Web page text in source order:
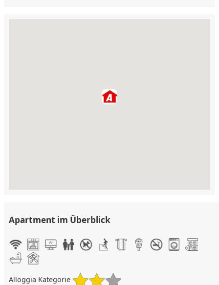
Apartment im Überblick
Alloggia Kategorie